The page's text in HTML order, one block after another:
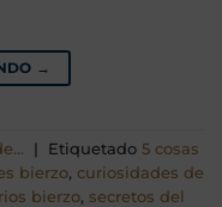
→
Etiquetado 5 cosas
bierzo, curiosidades de
bierzo, secretos del